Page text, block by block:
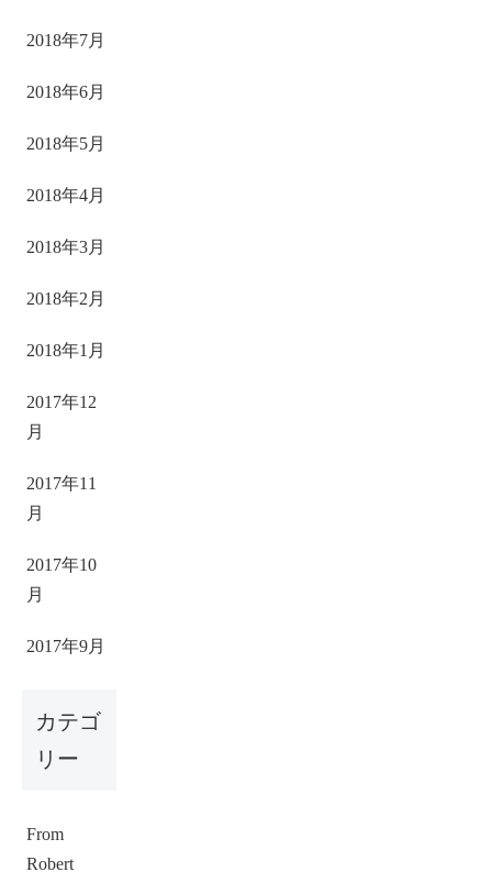
2018年7月
2018年6月
2018年5月
2018年4月
2018年3月
2018年2月
2018年1月
2017年12
月
2017年11
月
2017年10
月
2017年9月
カテゴ
リー
From
Robert